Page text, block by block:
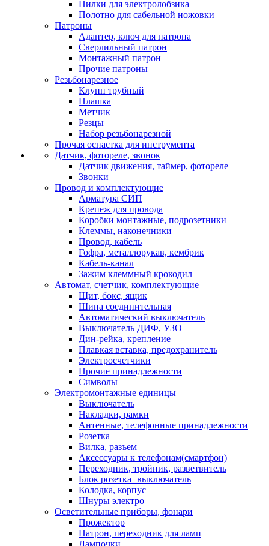
Пилки для электролобзика
Полотно для сабельной ножовки
Патроны
Адаптер, ключ для патрона
Сверлильный патрон
Монтажный патрон
Прочие патроны
Резьбонарезное
Клупп трубный
Плашка
Метчик
Резцы
Набор резьбонарезной
Прочая оснастка для инструмента
Датчик, фотореле, звонок
Датчик движения, таймер, фотореле
Звонки
Провод и комплектующие
Арматура СИП
Крепеж для провода
Коробки монтажные, подрозетники
Клеммы, наконечники
Провод, кабель
Гофра, металлорукав, кембрик
Кабель-канал
Зажим клеммный крокодил
Автомат, счетчик, комплектующие
Щит, бокс, ящик
Шина соединительная
Автоматический выключатель
Выключатель ДИФ, УЗО
Дин-рейка, крепление
Плавкая вставка, предохранитель
Электросчетчики
Прочие принадлежности
Символы
Электромонтажные единицы
Выключатель
Накладки, рамки
Антенные, телефонные принадлежности
Розетка
Вилка, разъем
Аксессуары к телефонам(смартфон)
Переходник, тройник, разветвитель
Блок розетка+выключатель
Колодка, корпус
Шнуры электро
Осветительные приборы, фонари
Прожектор
Патрон, переходник для ламп
Лампочки